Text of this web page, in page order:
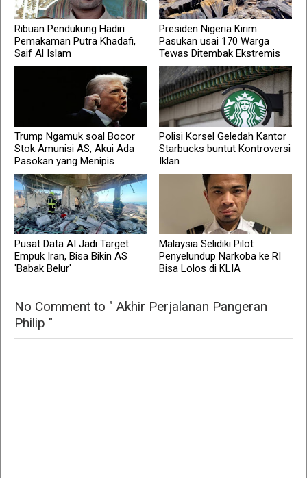
Ribuan Pendukung Hadiri
Pemakaman Putra Khadafi,
Saif Al Islam
Presiden Nigeria Kirim
Pasukan usai 170 Warga
Tewas Ditembak Ekstremis
Trump Ngamuk soal Bocor
Stok Amunisi AS, Akui Ada
Pasokan yang Menipis
Polisi Korsel Geledah Kantor
Starbucks buntut Kontroversi
Iklan
Pusat Data AI Jadi Target
Empuk Iran, Bisa Bikin AS
'Babak Belur'
Malaysia Selidiki Pilot
Penyelundup Narkoba ke RI
Bisa Lolos di KLIA
No Comment to " Akhir Perjalanan Pangeran
Philip "